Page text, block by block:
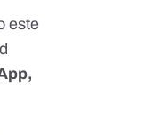
a facebook que está
y / o su contenido. El
la ley (UCC 1-308 1
permitiendo el
pega. Su nuevo
abajo en cualquier
este